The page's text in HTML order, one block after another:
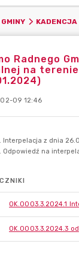
Radnego
na terenie
09 12:46
OK.0003.3.2024.1
OK.0003.3.2024.3